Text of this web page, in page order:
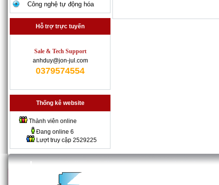
Công nghệ tự động hóa
Hỗ trợ trực tuyến
Sale & Tech Support
anhduy@jon-jul.com
0379574554
Thống kê website
Thành viên online
Đang online 6
Lượt truy cập 2529225